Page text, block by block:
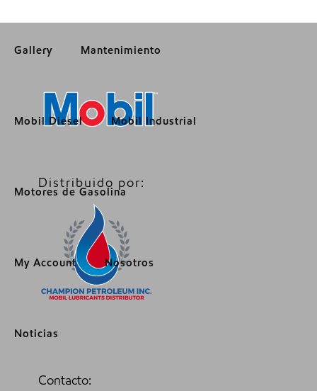
Gallery Mantenimiento
Mobil Diesel Mobil Industrial
Motores de Gasolina
My Account Nosotros
Noticias
Distribuido por:
Contacto: